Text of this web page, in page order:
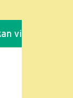
link!